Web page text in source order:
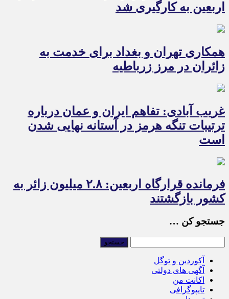
اربعین به‌ کارگیری شد
همکاری تهران و بغداد برای خدمت به
زائران در مرز زرباطیه
غریب آبادی: تفاهم ایران و عمان درباره
ترتیبات تنگه هرمز در آستانه نهایی شدن
است
فرمانده قرارگاه اربعین: ۲.۸ میلیون زائر به
کشور بازگشتند
جستجو کن …
آکوردین و توگل
آگهی های دولتی
اکانت من
تایپوگرافی